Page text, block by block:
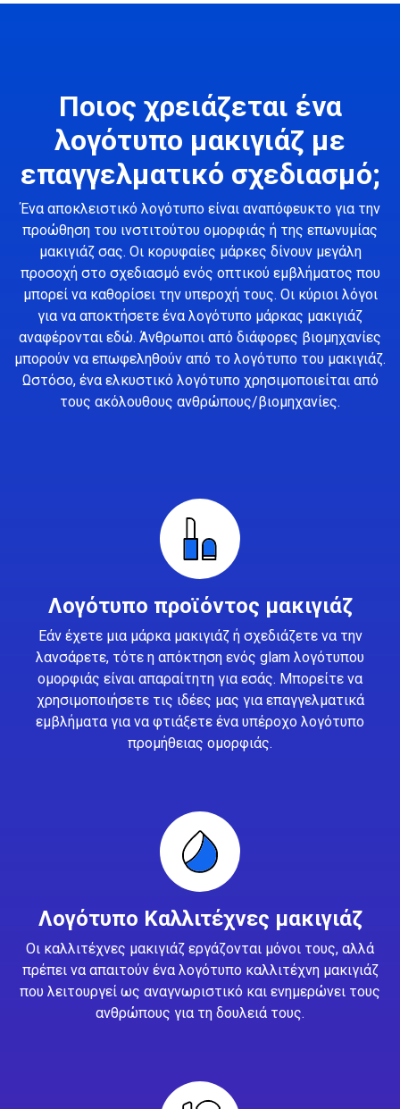
Ποιος χρειάζεται ένα
λογότυπο μακιγιάζ με
επαγγελματικό σχεδιασμό;
Ένα αποκλειστικό λογότυπο είναι αναπόφευκτο για την
προώθηση του ινστιτούτου ομορφιάς ή της επωνυμίας
μακιγιάζ σας. Οι κορυφαίες μάρκες δίνουν μεγάλη
προσοχή στο σχεδιασμό ενός οπτικού εμβλήματος που
μπορεί να καθορίσει την υπεροχή τους. Οι κύριοι λόγοι
για να αποκτήσετε ένα λογότυπο μάρκας μακιγιάζ
αναφέρονται εδώ. Άνθρωποι από διάφορες βιομηχανίες
μπορούν να επωφεληθούν από το λογότυπο του μακιγιάζ.
Ωστόσο, ένα ελκυστικό λογότυπο χρησιμοποιείται από
τους ακόλουθους ανθρώπους/βιομηχανίες.
Λογότυπο προϊόντος μακιγιάζ
Εάν έχετε μια μάρκα μακιγιάζ ή σχεδιάζετε να την
λανσάρετε, τότε η απόκτηση ενός glam λογότυπου
ομορφιάς είναι απαραίτητη για εσάς. Μπορείτε να
χρησιμοποιήσετε τις ιδέες μας για επαγγελματικά
εμβλήματα για να φτιάξετε ένα υπέροχο λογότυπο
προμήθειας ομορφιάς.
Λογότυπο Καλλιτέχνες μακιγιάζ
Οι καλλιτέχνες μακιγιάζ εργάζονται μόνοι τους, αλλά
πρέπει να απαιτούν ένα λογότυπο καλλιτέχνη μακιγιάζ
που λειτουργεί ως αναγνωριστικό και ενημερώνει τους
ανθρώπους για τη δουλειά τους.